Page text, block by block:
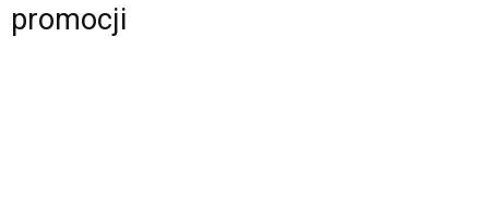
promocji